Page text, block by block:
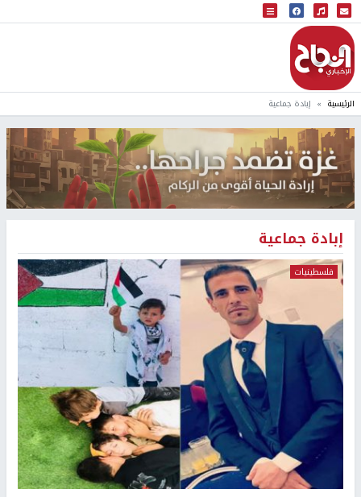
البث المباشر
إذاعة النجاح
الرئيسية إبادة جماعية
إبادة جماعية
فلسطينيات